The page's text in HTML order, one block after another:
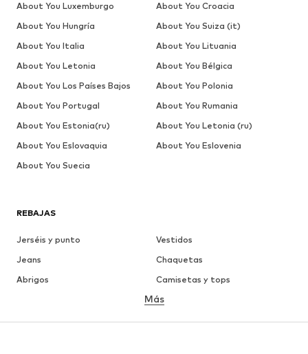
REBAJAS
Jerséis y punto
Vestidos
Jeans
Chaquetas
Abrigos
Camisetas y tops
Ropa interior
Faldas
Blusas y camisas
Más
About You Luxemburgo
About You Croacia
About You Hungría
About You Suiza (it)
About You Italia
About You Lituania
About You Letonia
About You Bélgica
About You Los Países Bajos
About You Polonia
About You Portugal
About You Rumania
About You Estonia(ru)
About You Letonia (ru)
About You Eslovaquia
About You Eslovenia
About You Suecia